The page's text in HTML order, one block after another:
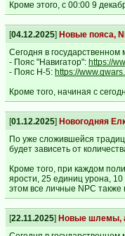
Кроме этого, с 00:00 9
[04.12.2025] Новые пояса,
Сегодня в
- Пояс "Навигатор": https://
- Пояс H-5: https://
Кроме того, начиная с
[01.12.2025] Новогодняя
По уже сложившейся
будет зависеть от
Кроме того, при каждом
ярости, 25 единиц урона,
этом все личные NPC
[22.11.2025] Новые шлемы,